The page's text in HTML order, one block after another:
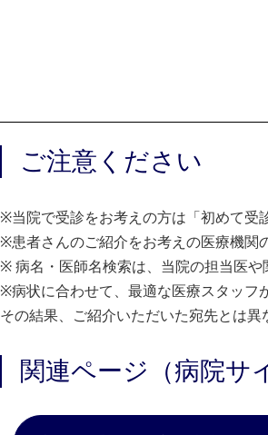
ご注意ください
※当院で受診をお考えの方は「初めて
※患者さんのご紹介をお考えの医療機
※病名・医師名検索は、当院の担当医
※病状に合わせて、最適な医療スタッフ
その結果、ご紹介いただいた宛先とは
関連ページ（病院サ